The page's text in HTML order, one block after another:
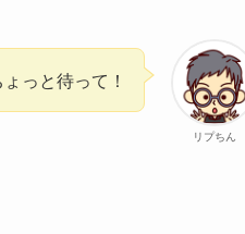
リプちん
っと待って！